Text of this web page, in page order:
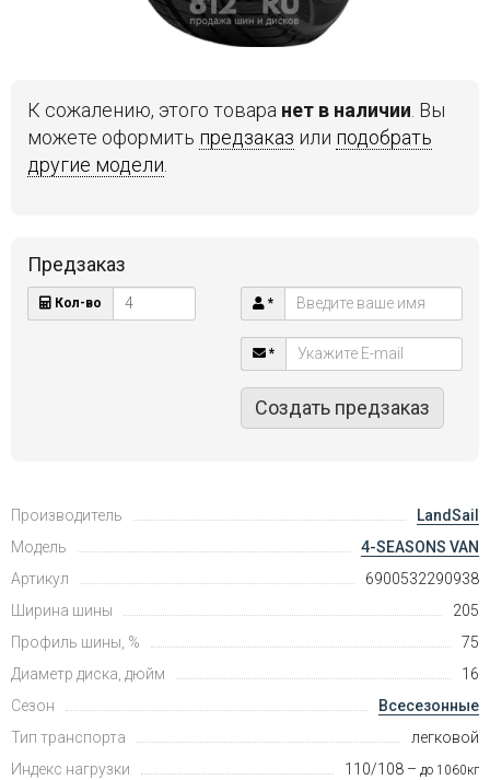
до
21:00
К сожалению, этого товара нет в наличии . Вы
можете оформить предзаказ или подобрать
другие модели
Предзаказ
Кол-во *
*
Создать предзаказ
Производитель
LandSail
Модель
4-SEASONS VAN
Артикул
6900532290938
Ширина шины
205
Профиль шины, %
75
Диаметр диска, дюйм
16
Сезон
Всесезонные
Тип транспорта
легковой
Индекс нагрузки
110/108 – до 1060кг